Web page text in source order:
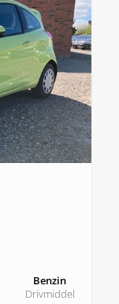
Benzin
Drivmiddel